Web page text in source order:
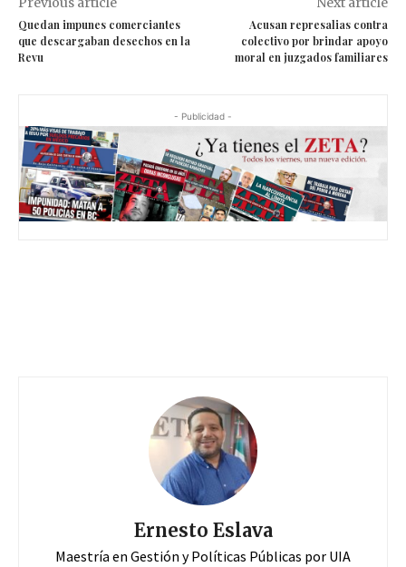
Quedan impunes comerciantes
que descargaban desechos en la
Revu
Acusan represalias contra
colectivo por brindar apoyo
moral en juzgados familiares
- Publicidad -
Ernesto Eslava
Maestría en Gestión y Políticas Públicas por UIA